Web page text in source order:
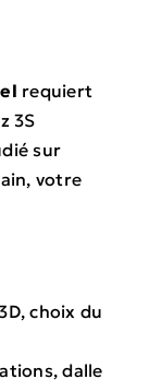
requiert
3S
sur
votre
choix du
dalle